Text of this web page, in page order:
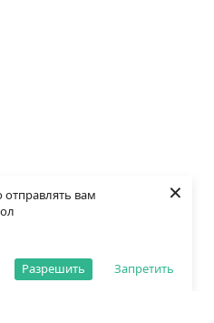
отправлять вам
Запретить
Разрешить
×